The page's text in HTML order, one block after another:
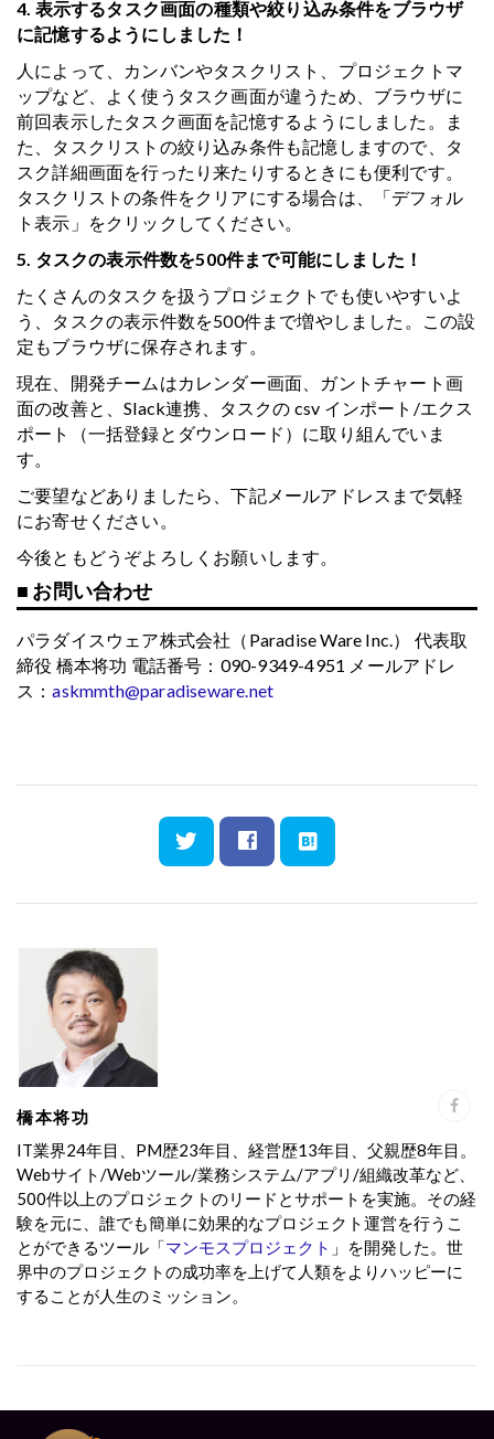
4. 表示するタスク画面の種類や絞り込み条件をブラウザ
に記憶するようにしました！
人によって、カンバンやタスクリスト、プロジェクトマ
ップなど、よく使うタスク画面が違うため、ブラウザに
前回表示したタスク画面を記憶するようにしました。ま
た、タスクリストの絞り込み条件も記憶しますので、タ
スク詳細画面を行ったり来たりするときにも便利です。
タスクリストの条件をクリアにする場合は、「デフォル
ト表示」をクリックしてください。
5. タスクの表示件数を500件まで可能にしました！
たくさんのタスクを扱うプロジェクトでも使いやすいよ
う、タスクの表示件数を500件まで増やしました。この設
定もブラウザに保存されます。
現在、開発チームはカレンダー画面、ガントチャート画
面の改善と、Slack連携、タスクの csv インポート/エクス
ポート（一括登録とダウンロード）に取り組んでいま
す。
ご要望などありましたら、下記メールアドレスまで気軽
にお寄せください。
今後ともどうぞよろしくお願いします。
■ お問い合わせ
パラダイスウェア株式会社（Paradise Ware Inc.）
代表取
締役 橋本将功 電話番号：090-9349-4951 メールアドレ
ス：askmmth@paradiseware.net
橋本将功
IT業界24年目、PM歴23年目、経営歴13年目、父親歴8年目。
Webサイト/Webツール/業務システム/アプリ/組織改革など、
500件以上のプロジェクトのリードとサポートを実施。その経
験を元に、誰でも簡単に効果的なプロジェクト運営を行うこ
とができるツール「マンモスプロジェクト 」を開発した。世
界中のプロジェクトの成功率を上げて人類をよりハッピーに
することが人生のミッション。